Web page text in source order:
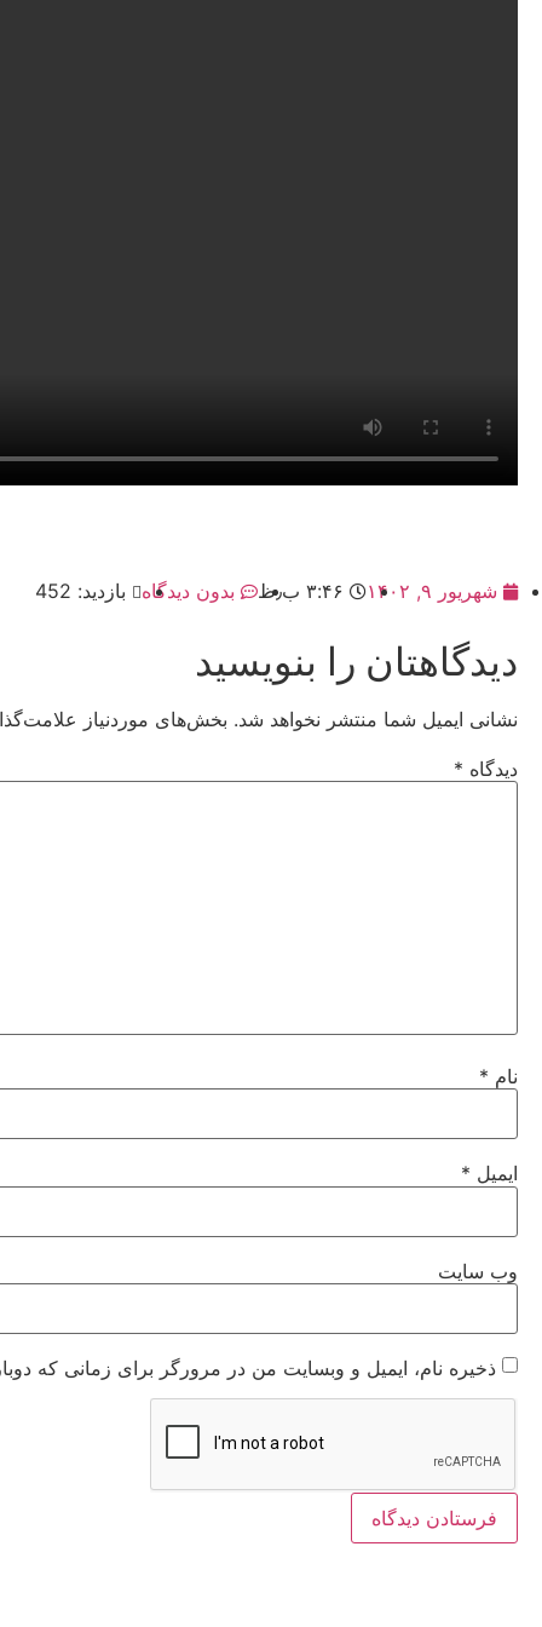
شهریور ۹, ۱۴۰۲ ۳:۴۶ ب٫ظ بدون دیدگاه بازدید: 452
دیدگاهتان را بنویسید
نشانی ایمیل شما منتشر نخواهد شد. بخش‌های موردنیاز
دیدگاه *
نام *
ایمیل *
وب‌ سایت
ذخیره نام، ایمیل و وبسایت من در مرورگر برای زمانی که